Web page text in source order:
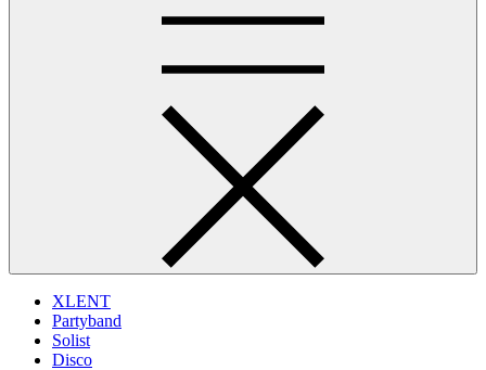
XLENT
Partyband
Solist
Disco